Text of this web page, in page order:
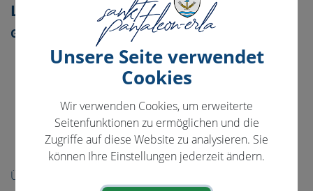
Leben in St. Pantaleon
Gemeindeeinrichtungen
Tagesbetreuung
Volksschule
Musikschule
Pfarre
Über die Gemeinde
Unsere Seite verwendet
Cookies
Wir verwenden Cookies, um erweiterte
Seitenfunktionen zu ermöglichen und die
Zugriffe auf diese Website zu analysieren. Sie
können Ihre Einstellungen jederzeit ändern.